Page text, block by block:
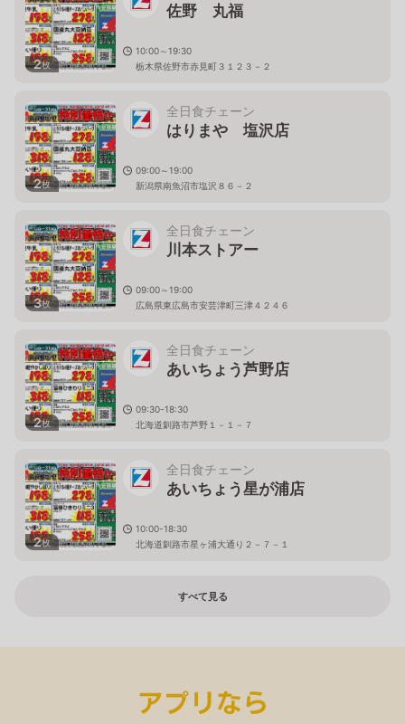
2枚
佐野 丸福
10:00～19:30
栃木県佐野市赤見町３１２３－２
2枚
全日食チェーン
はりまや 塩沢店
09:00～19:00
新潟県南魚沼市塩沢８６－２
3枚
全日食チェーン
川本ストアー
09:00～19:00
広島県東広島市安芸津町三津４２４６
2枚
全日食チェーン
あいちょう芦野店
09:30-18:30
北海道釧路市芦野１－１－７
2枚
全日食チェーン
あいちょう星が浦店
10:00-18:30
北海道釧路市星ヶ浦大通り２－７－１
すべて見る